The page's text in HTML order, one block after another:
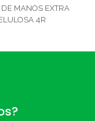
MANOS EXTRA
4R